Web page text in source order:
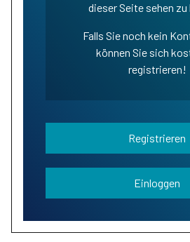
dieser Seite sehen zu
Falls Sie noch kein
können Sie sich
registrieren!
Registrieren
Einloggen